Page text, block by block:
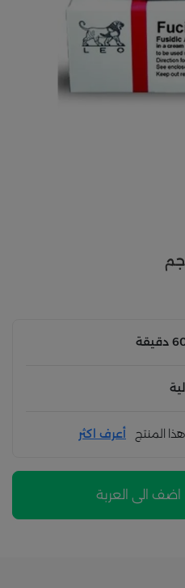
المنتج أعرف اكثر
اضف الى العربة